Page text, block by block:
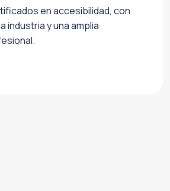
en accesibilidad, con
industria y una amplia